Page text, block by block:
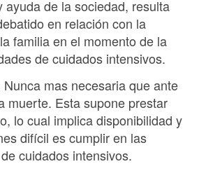
ayuda de la sociedad, resulta
en relación con la
familia en el momento de la
de cuidados intensivos.
Nunca mas necesaria que ante
muerte. Esta supone prestar
lo cual implica disponibilidad y
difícil es cumplir en las
cuidados intensivos.